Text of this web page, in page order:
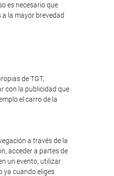
es necesario que
la mayor brevedad
de TGT,
con la publicidad que
el carro de la
a través de la
acceder a partes de
un evento, utilizar
ya cuando eliges